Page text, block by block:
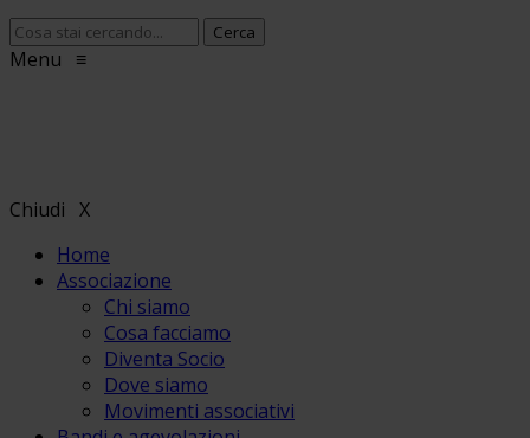
Menu ≡
Chiudi X
Home
Associazione
Chi siamo
Cosa facciamo
Diventa Socio
Dove siamo
Movimenti associativi